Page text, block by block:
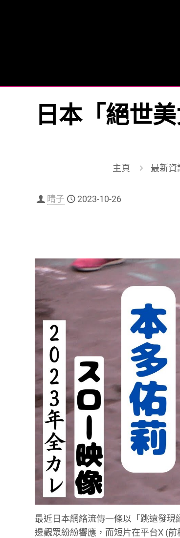
日本「絕世
主頁 最新資
晴子 2023-10-26
最近日本網絡流傳一條以「跳遠發
邊觀眾紛紛響應，而短片在平台X (